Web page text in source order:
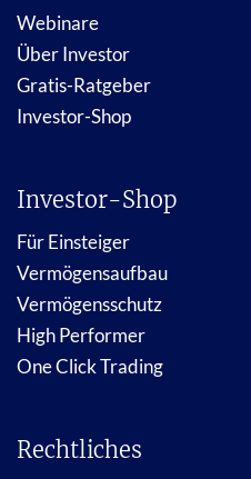
Webinare
Über Investor
Gratis-Ratgeber
Investor-Shop
Investor-Shop
Für Einsteiger
Vermögensaufbau
Vermögensschutz
High Performer
One Click Trading
Rechtliches